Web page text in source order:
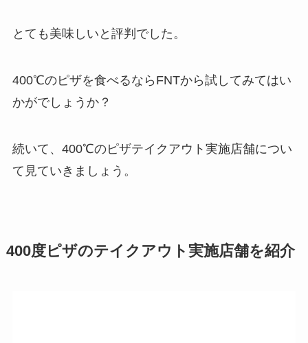
とても美味しいと評判でした。
400℃のピザを食べるならFNTから試してみてはい
かがでしょうか？
続いて、400℃のピザテイクアウト実施店舗につい
て見ていきましょう。
400度ピザのテイクアウト実施店舗を紹介